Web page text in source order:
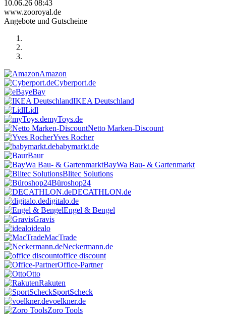
10.06.26 08:43
www.zooroyal.de
Angebote und Gutscheine
Amazon
Cyberport.de
eBay
IKEA Deutschland
Lidl
myToys.de
Netto Marken-Discount
Yves Rocher
babymarkt.de
Baur
BayWa Bau- & Gartenmarkt
Blitec Solutions
Büroshop24
DECATHLON.de
digitalo.de
Engel & Bengel
Gravis
idealo
MacTrade
Neckermann.de
office discount
Office-Partner
Otto
Rakuten
SportScheck
voelkner.de
Zoro Tools